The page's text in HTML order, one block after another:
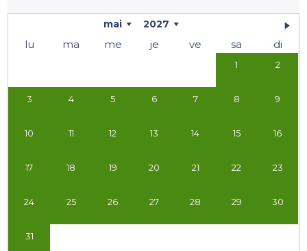
mai 2027
lu ma me je ve sa di
1 2
3 4 5 6 7 8 9
10 11 12 13 14 15 16
17 18 19 20 21 22 23
24 25 26 27 28 29 30
31